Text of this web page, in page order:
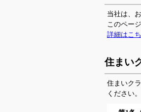
当社は、
このペー
詳細はこ
住まい
住まいク
ください。